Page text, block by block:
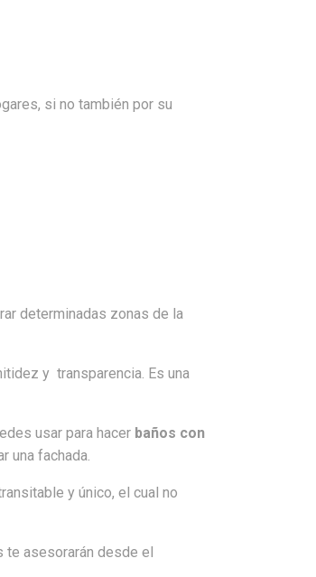
si no también por su
determinadas zonas de la
y transparencia. Es una
usar para hacer baños con
una fachada.
y único, el cual no
te asesorarán desde el